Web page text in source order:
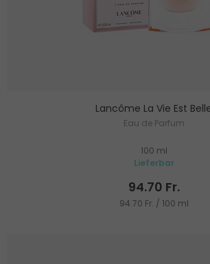
Lancôme La Vie Est
Eau de Parfum
100 ml
Lieferbar
94.70 Fr.
94.70 Fr. / 100 ml